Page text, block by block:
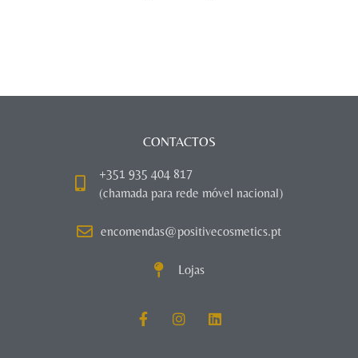
CONTACTOS
+351 935 404 817
(chamada para rede móvel nacional)
encomendas@positivecosmetics.pt
Lojas